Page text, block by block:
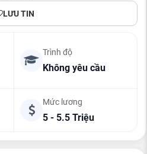
LƯU TIN
Trình độ
Không yêu cầu
Mức lương
5 - 5.5 Triệu